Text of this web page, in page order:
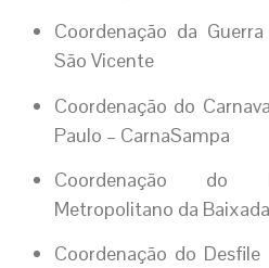
Coordenação da
São Vicente
Coordenação do
Paulo – CarnaSampa
Coordenação do
Metropolitano da
Coordenação do